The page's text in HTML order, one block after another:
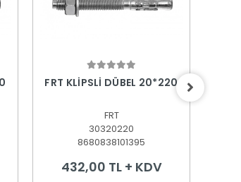
Sepete Ekle
FRT KLİPSLİ DÜBEL 20*220
FRT
30320220
8680838101395
432,00 TL + KDV